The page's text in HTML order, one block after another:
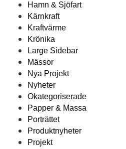
Hamn & Sjöfart
Kärnkraft
Kraftvärme
Krönika
Large Sidebar
Mässor
Nya Projekt
Nyheter
Okategoriserade
Papper & Massa
Porträttet
Produktnyheter
Projekt